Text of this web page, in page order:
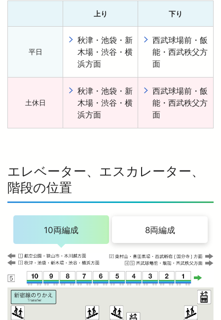
上り 下り
平日
秋津・池袋・新
木場・渋谷・横
浜方面
西武球場前・飯
能・西武秩父方
面
土休日
秋津・池袋・新
木場・渋谷・横
浜方面
西武球場前・飯
能・西武秩父方
面
エレベーター、エスカレーター、
階段の位置
10両編成 8両編成